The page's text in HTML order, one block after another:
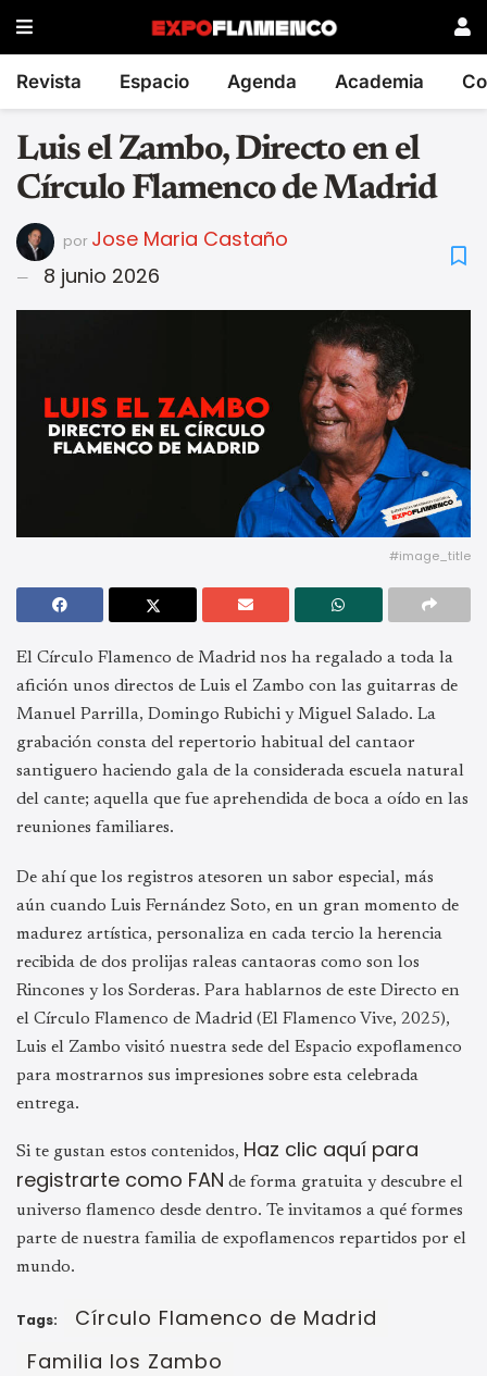
Revista Espacio Agenda Academia
Luis el Zambo, Directo en el
Círculo Flamenco de Madrid
por Jose Maria Castaño
8 junio 2026
#image_title
El Círculo Flamenco de Madrid nos ha regalado a toda la
afición unos directos de Luis el Zambo con las guitarras de
Manuel Parrilla, Domingo Rubichi y Miguel Salado. La
grabación consta del repertorio habitual del cantaor
santiguero haciendo gala de la considerada escuela natural
del cante; aquella que fue aprehendida de boca a oído en las
reuniones familiares.
De ahí que los registros atesoren un sabor especial, más
aún cuando Luis Fernández Soto, en un gran momento de
madurez artística, personaliza en cada tercio la herencia
recibida de dos prolijas raleas cantaoras como son los
Rincones y los Sorderas. Para hablarnos de este Directo en
el Círculo Flamenco de Madrid (El Flamenco Vive, 2025),
Luis el Zambo visitó nuestra sede del Espacio expoflamenco
para mostrarnos sus impresiones sobre esta celebrada
entrega.
Si te gustan estos contenidos, Haz clic aquí para
registrarte como FAN de forma gratuita y descubre el
universo flamenco desde dentro. Te invitamos a qué formes
parte de nuestra familia de expoflamencos repartidos por el
mundo.
Tags:
Círculo Flamenco de Madrid
Familia los Zambo